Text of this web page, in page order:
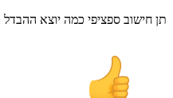
תן חישוב ספציפי כמה יוצא ההבדל